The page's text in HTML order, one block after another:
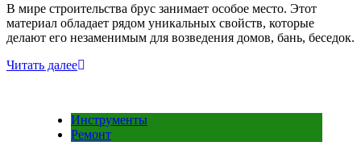
В мире строительства брус занимает особое место. Этот
материал обладает рядом уникальных свойств, которые
делают его незаменимым для возведения домов, бань, беседок.
Читать далее
Инструменты
Ремонт